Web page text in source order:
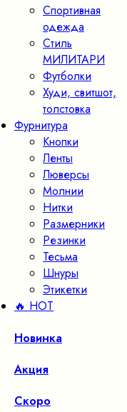
Спортивная
одежда
Стиль
МИЛИТАРИ
Футболки
Худи, свитшот,
толстовка
Фурнитура
Кнопки
Ленты
Люверсы
Молнии
Нитки
Размерники
Резинки
Тесьма
Шнуры
Этикетки
🔥 HOT
Новинка
Акция
Скоро